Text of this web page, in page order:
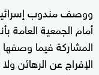
ووصف مندوب إسرائيل
أمام الجمعية
المشاركة فيما
الإفراج عن الرهائن